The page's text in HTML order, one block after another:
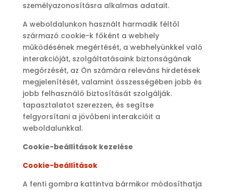
személyazonosításra alkalmas adatait.
A weboldalunkon használt harmadik féltől
származó cookie-k főként a webhely
működésének megértését, a webhelyünkkel való
interakcióját, szolgáltatásaink biztonságának
megőrzését, az Ön számára releváns hirdetések
megjelenítését, valamint összességében jobb és
jobb felhasználó biztosítását szolgálják.
tapasztalatot szerezzen, és segítse
felgyorsítani a jövőbeni interakcióit a
weboldalunkkal.
Cookie-beállítások kezelése
Cookie-beállítások
A fenti gombra kattintva bármikor módosíthatja